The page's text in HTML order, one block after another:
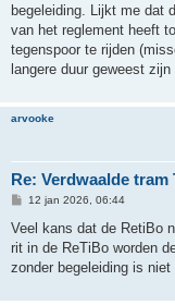
begeleiding. Lijkt me dat
van het reglement heeft
tegenspoor te rijden
langere duur geweest
arvooke
Re: Verdwaalde tram
B
r
c
h
12 jan 2026, 06:44
Veel kans dat de RetiBo
rit in de ReTiBo worden
zonder begeleiding is niet